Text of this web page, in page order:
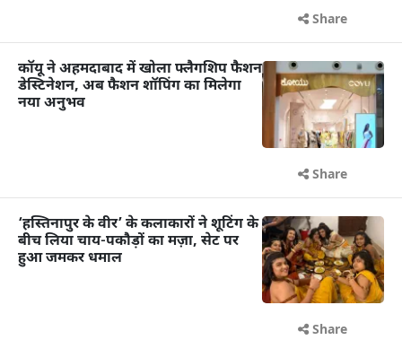
Share
कॉयू ने अहमदाबाद में खोला फ्लैगशिप फैशन
डेस्टिनेशन, अब फैशन शॉपिंग का मिलेगा
नया अनुभव
Share
‘हस्तिनापुर के वीर’ के कलाकारों ने शूटिंग के
बीच लिया चाय-पकौड़ों का मज़ा, सेट पर
हुआ जमकर धमाल
Share